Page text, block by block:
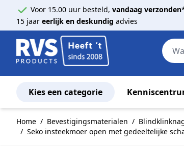
Voor 15.00 uur besteld, vandaag verzonden
15 jaar eerlijk en deskundig advies
Kies een categorie
Home / Bevestigingsmaterialen /
/ Seko insteekmoer open met gedeeltelijke